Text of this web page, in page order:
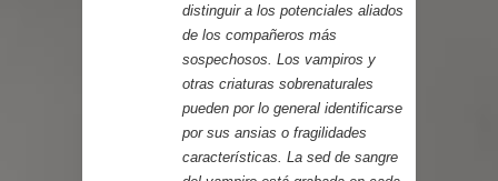
distinguir a los potenciales aliados
de los compañeros más
sospechosos. Los vampiros y
otras criaturas sobrenaturales
pueden por lo general identificarse
por sus ansias o fragilidades
características. La sed de sangre